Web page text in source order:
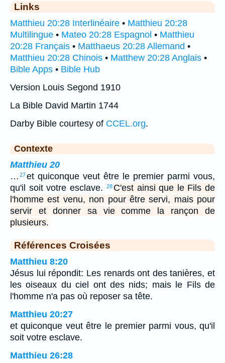
Links
Matthieu 20:28 Interlinéaire • Matthieu 20:28
Multilingue • Mateo 20:28 Espagnol • Matthieu
20:28 Français • Matthaeus 20:28 Allemand •
Matthieu 20:28 Chinois • Matthew 20:28 Anglais •
Bible Apps • Bible Hub
Version Louis Segond 1910
La Bible David Martin 1744
Darby Bible courtesy of CCEL.org.
Contexte
Matthieu 20
… 27et quiconque veut être le premier parmi vous,
qu'il soit votre esclave.
28 C'est ainsi que le Fils de
l'homme est venu, non pour être servi, mais pour
servir et donner sa vie comme la rançon de
plusieurs.
Références Croisées
Matthieu 8:20
Jésus lui répondit: Les renards ont des tanières, et
les oiseaux du ciel ont des nids; mais le Fils de
l'homme n'a pas où reposer sa tête.
Matthieu 20:27
et quiconque veut être le premier parmi vous, qu'il
soit votre esclave.
Matthieu 26:28